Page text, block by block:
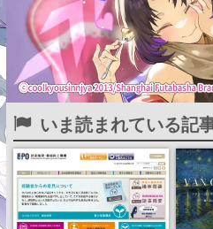
いま読まれている記